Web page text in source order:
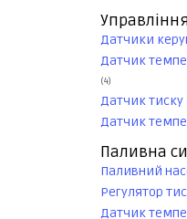
Датчики
Датчик
(4)
Датчик тиску
Датчик
Паливна
Паливний
Регулятор
Датчик